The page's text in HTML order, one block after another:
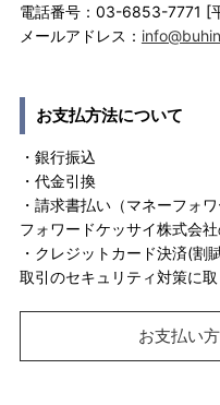
電話番号：03-6853-7771 [
メールアドレス：
お支払方法について
・銀行振込
・代金引換
・請求書払い（マネーフォ
フォワードケッサイ株式会社
・クレジットカード決済(割
取引のセキュリティ対策に
お支払い